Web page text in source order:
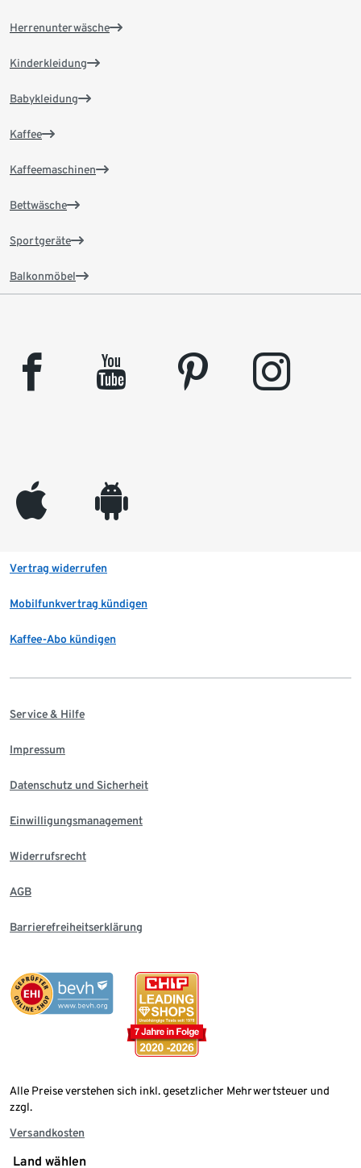
Herrenunterwäsche
Kinderkleidung
Babykleidung
Kaffee
Kaffeemaschinen
Bettwäsche
Sportgeräte
Balkonmöbel
facebook youtube pinterest instagram
appleinc android
Vertrag widerrufen
Mobilfunkvertrag kündigen
Kaffee-Abo kündigen
Service & Hilfe
Impressum
Datenschutz und Sicherheit
Einwilligungsmanagement
Widerrufsrecht
AGB
Barrierefreiheitserklärung
Alle Preise verstehen sich inkl. gesetzlicher Mehrwertsteuer und
zzgl.
Versandkosten
Land wählen